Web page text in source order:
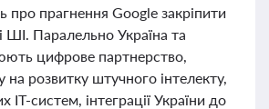
про прагнення Google закріпити
ШІ. Паралельно Україна та
цифрове партнерство,
на розвитку штучного інтелекту,
ІТ-систем, інтеграції України до